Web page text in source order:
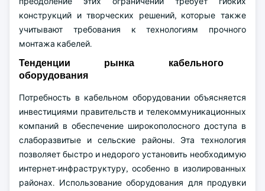
конструкций и творческих решений, которые также
учитывают требования к технологиям прочного
монтажа кабелей.
Тенденции рынка кабельного
оборудования
Потребность в кабельном оборудовании объясняется
инвестициями правительств и телекоммуникационных
компаний в обеспечение широкополосного доступа в
слаборазвитые и сельские районы. Эта технология
позволяет быстро и недорого установить необходимую
интернет-инфраструктуру, особенно в изолированных
районах. Использование оборудования для продувки